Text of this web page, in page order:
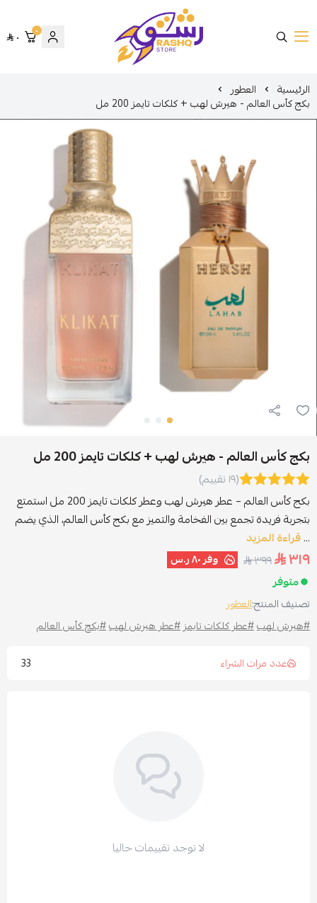
متجر رشق
٠ ٠
الرئيسية العطور
بكج كأس العالم - هيرش لهب + كلكات تايمز 200 مل
بكج كأس العالم - هيرش لهب + كلكات تايمز 200 مل
(١٩ تقييم)
بكج كأس العالم – عطر هيرش لهب وعطر كلكات تايمز 200 مل استمتع
بتجربة فريدة تجمع بين الفخامة والتميز مع بكج كأس العالم، الذي يضم
...قراءة المزيد
٣١٩ ٣٩٩ وفر٨٠ ر.س
متوفر
تصنيف المنتج:العطور
#هيرش لهب#عطر كلكات تايمز#عطر هيرش لهب#بكج كأس العالم
عدد مرات الشراء 33
لا توجد تقييمات حاليا